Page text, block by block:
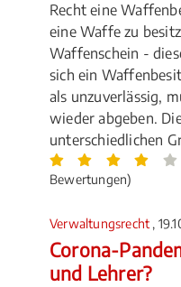
Recht eine
eine Waffe zu
Waffenschein -
sich ein
als unzuverlässig,
wieder abgeben.
unterschiedlichen
Bewertungen)
Verwaltungsrecht ,
Corona-
und Lehrer?